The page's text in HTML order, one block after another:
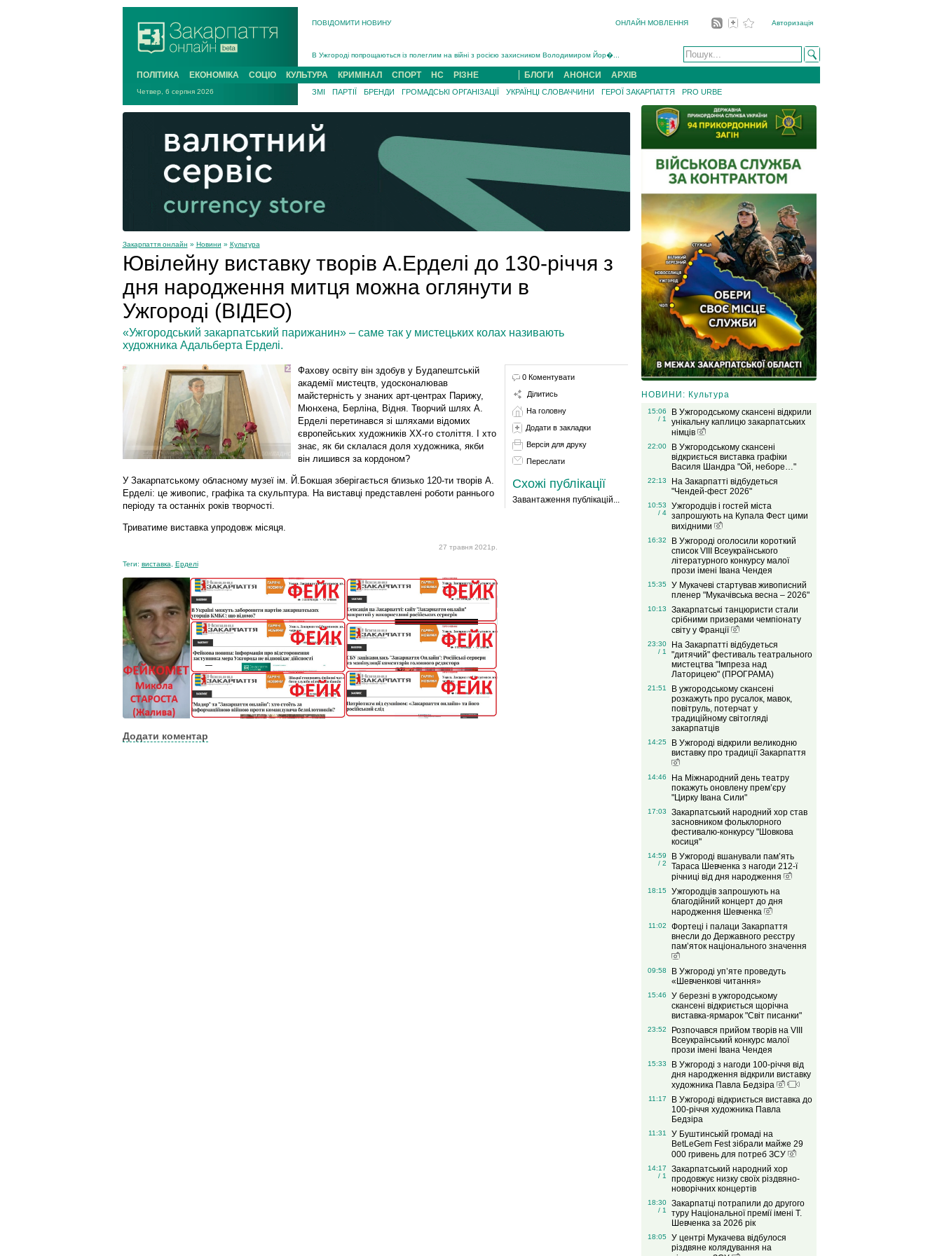
ПОВІДОМИТИ НОВИНУ ОНЛАЙН МОВЛЕННЯ Авторизація
В Ужгороді попрощаються із полеглим на війні з росією захисником Володимиром Йор�...
В Ужгороді 5 серпня попрощаються із захисником Богданом Югасом, який два роки �...
Підтвердили загибель захисника із Нанкова на Хустщині Юліана Гербея (ФОТО)[/gree...
На війні з рф поліг військовий з Виноградова Ігнат Роздяловський (ФОТО)...
На Хустщині внаслідок ДТП за участі трьох авто постраждали 13 людей (ФОТО)...
Інструктора районного ТЦК на Закарпатті судитимуть за обвинувачен...
ПОЛІТИКА ЕКОНОМІКА СОЦІО КУЛЬТУРА КРИМІНАЛ СПОРТ НС РІЗНЕ БЛОГИ АНОНСИ АРХІВ
Четвер, 6 серпня 2026 ЗМІ ПАРТІЇ БРЕНДИ ГРОМАДСЬКІ ОРГАНІЗАЦІЇ УКРАЇНЦІ СЛОВАЧЧИНИ ГЕРОЇ ЗАКАРПАТТЯ PRO URBE
Закарпаття онлайн » Новини » Культура
Ювілейну виставку творів А.Ерделі до 130-річчя з
дня народження митця можна оглянути в
Ужгороді (ВІДЕО)
«Ужгородський закарпатський парижанин» – саме так у мистецьких колах називають
художника Адальберта Ерделі.
Фахову освіту він здобув у Будапештській
академії мистецтв, удосконалював
майстерність у знаних арт-центрах Парижу,
Мюнхена, Берліна, Відня. Творчий шлях А.
Ерделі перетинався зі шляхами відомих
європейських художників XX-го століття. І хто
знає, як би склалася доля художника, якби
він лишився за кордоном?
У Закарпатському обласному музеї ім. Й.Бокшая зберігається близько 120-ти творів А.
Ерделі: це живопис, графіка та скульптура. На виставці представлені роботи раннього
періоду та останніх років творчості.
Триватиме виставка упродовж місяця.
27 травня 2021р.
Теги: виставка Ерделі
Додати коментар
0 Коментувати
Ділитись
На головну
Додати в закладки
Версія для друку
Переслати
Схожі публікації
Завантаження публікацій...
НОВИНИ: Культура
15:06
/ 1
В Ужгородському скансені відкрили
унікальну каплицю закарпатських
німців
22:00
В Ужгородському скансені
відкриється виставка графіки
Василя Шандра "Ой, неборе…"
22:13
На Закарпатті відбудеться
"Чендей-фест 2026"
10:53
/ 4
Ужгородців і гостей міста
запрошують на Купала Фест цими
вихідними
16:32
В Ужгороді оголосили короткий
список VIІІ Всеукраїнського
літературного конкурсу малої
прози імені Івана Чендея
15:35
У Мукачеві стартував живописний
пленер "Мукачівська весна – 2026"
10:13
Закарпатські танцюристи стали
срібними призерами чемпіонату
світу у Франції
23:30
/ 1
На Закарпатті відбудеться
"дитячий" фестиваль театрального
мистецтва "Імпреза над
Латорицею" (ПРОГРАМА)
21:51
В ужгородському скансені
розкажуть про русалок, мавок,
повітруль, потерчат у
традиційному світогляді
закарпатців
14:25
В Ужгороді відкрили великодню
виставку про традиції Закарпаття
14:46
На Міжнародний день театру
покажуть оновлену прем’єру
"Цирку Івана Сили"
17:03
Закарпатський народний хор став
засновником фольклорного
фестивалю-конкурсу "Шовкова
косиця"
14:59
/ 2
В Ужгороді вшанували пам’ять
Тараса Шевченка з нагоди 212-ї
річниці від дня народження
18:15
Ужгородців запрошують на
благодійний концерт до дня
народження Шевченка
11:02
Фортеці і палаци Закарпаття
внесли до Державного реєстру
пам’яток національного значення
09:58
В Ужгороді уп’яте проведуть
«Шевченкові читання»
15:46
У березні в ужгородському
скансені відкриється щорічна
виставка-ярмарок "Світ писанки"
23:52
Розпочався прийом творів на VІIІ
Всеукраїнський конкурс малої
прози імені Івана Чендея
15:33
В Ужгороді з нагоди 100-річчя від
дня народження відкрили виставку
художника Павла Бедзіра
11:17
В Ужгороді відкриється виставка до
100-річчя художника Павла
Бедзіра
11:31
У Буштинській громаді на
BetLeGem Fest зібрали майже 29
000 гривень для потреб ЗСУ
14:17
/ 1
Закарпатський народний хор
продовжує низку своїх різдвяно-
новорічних концертів
18:30
/ 1
Закарпатці потрапили до другого
туру Національної премії імені Т.
Шевченка за 2026 рік
18:05
У центрі Мукачева відбулося
різдвяне колядування на